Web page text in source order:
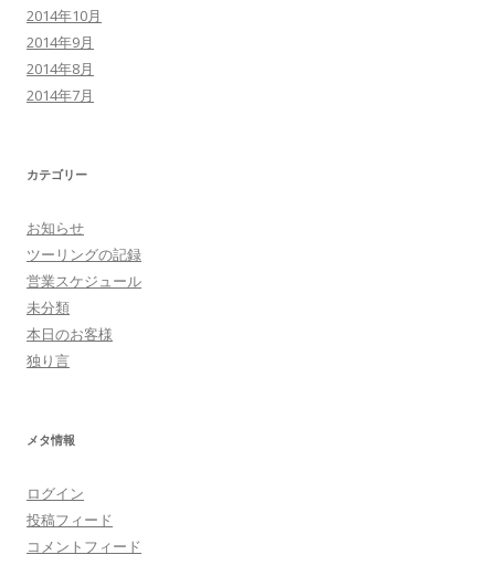
2014年10月
2014年9月
2014年8月
2014年7月
カテゴリー
お知らせ
ツーリングの記録
営業スケジュール
未分類
本日のお客様
独り言
メタ情報
ログイン
投稿フィード
コメントフィード